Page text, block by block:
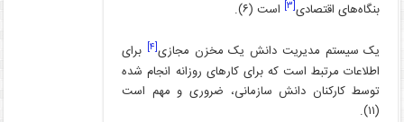
بنگاه‌های اقتصادی[۳] است (۶).
یک سیستم مدیریت دانش یک مخزن مجازی[۴]
برای
اطلاعات مرتبط است که برای کارهای روزانه انجام شده
توسط کارکنان دانش سازمانی، ضروری و مهم است
(۱۱).